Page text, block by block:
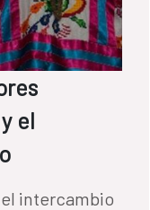
el
intercambio